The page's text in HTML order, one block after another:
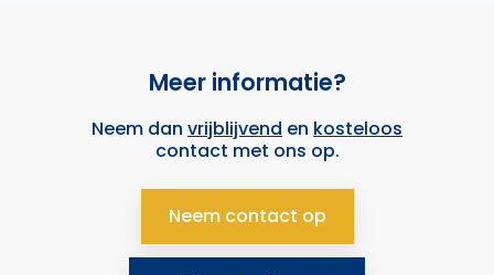
Meer informatie?
Neem dan vrijblijvend en kosteloos
contact met ons op.
Neem contact op